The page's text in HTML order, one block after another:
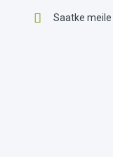
Saatke meile